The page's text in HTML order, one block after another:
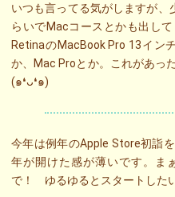
いつも言ってる気がしますが、
らいでMacコースとかも出し
RetinaのMacBook Pro 13イン
か、Mac Proとか。これがあっ
(๑❛ᴗ❛๑)
今年は例年のApple Store初詣
年が開けた感が薄いです。ま
で！ ゆるゆるとスタートした